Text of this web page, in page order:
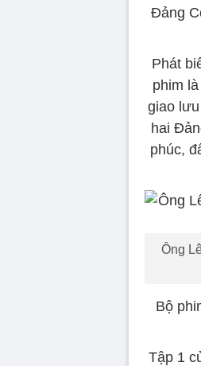
Đảng
Phát
phim
giao
hai
phúc,
Ông
Bộ
Tập 1